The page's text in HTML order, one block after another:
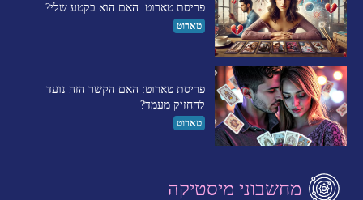
פריסת טארוט: האם הוא בקטע שלי?
טארוט
פריסת טארוט: האם הקשר הזה נועד
להחזיק מעמד?
טארוט
מחשבוני מיסטיקה